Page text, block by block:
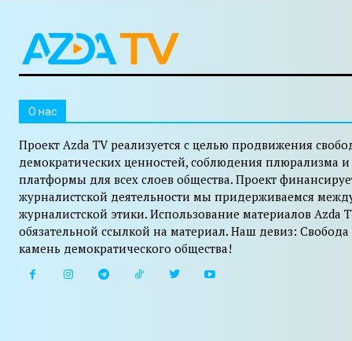
O нас
Проект Azda TV реализуется с целью продвижения
демократических ценностей, соблюдения плюрализма
платформы для всех слоев общества. Проект
журналистской деятельности мы придерживаемся
журналистской этики. Использование материалов Azda
обязательной ссылкой на материал. Наш девиз:
камень демократического общества!